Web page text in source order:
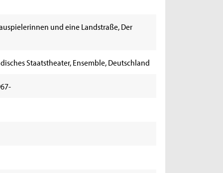
und eine Landstraße, Der
Staatstheater, Ensemble, Deutschland